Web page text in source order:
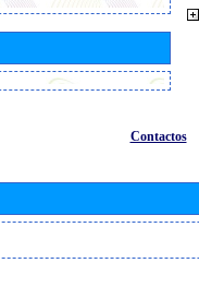
Contactos